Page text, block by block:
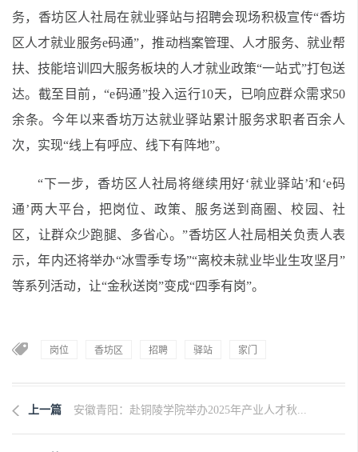
务，香坊区人社局在就业驿站与招聘会现场积极宣传“香坊
区人才就业服务e码通”，推动档案管理、人才服务、就业帮
扶、技能培训四大服务板块的人才就业政策“一站式”打包送
达。截至目前，“e码通”投入运行10天，已响应群众需求50
余条。今年以来香坊万达就业驿站累计服务求职者百余人
次，实现“线上有呼应、线下有阵地”。
“下一步，香坊区人社局将继续用好‘就业驿站’和‘e码
通’两大平台，把岗位、政策、服务送到商圈、校园、社
区，让群众少跑腿、多省心。”香坊区人社局相关负责人表
示，年内还将举办“冰雪季专场”“离校未就业毕业生攻坚月”
等系列活动，让“金秋送岗”变成“四季有岗”。
岗位 香坊区 招聘 驿站 家门
上一篇 安徽青阳：赴铜陵学院举办2025年产业人才秋...